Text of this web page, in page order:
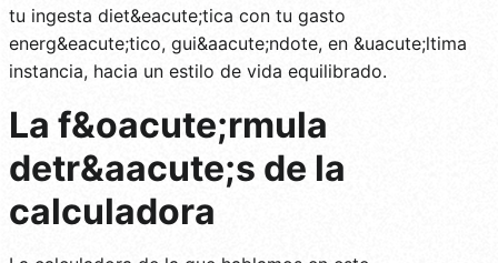
tu ingesta diet&eacute;tica con tu gasto
energ&eacute;tico, gui&aacute;ndote, en &uacute;ltima
instancia, hacia un estilo de vida equilibrado.
La f&oacute;rmula
detr&aacute;s de la
calculadora